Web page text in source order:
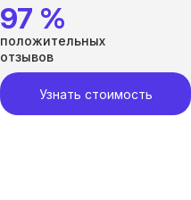
97 %
положительных
отзывов
Узнать стоимость